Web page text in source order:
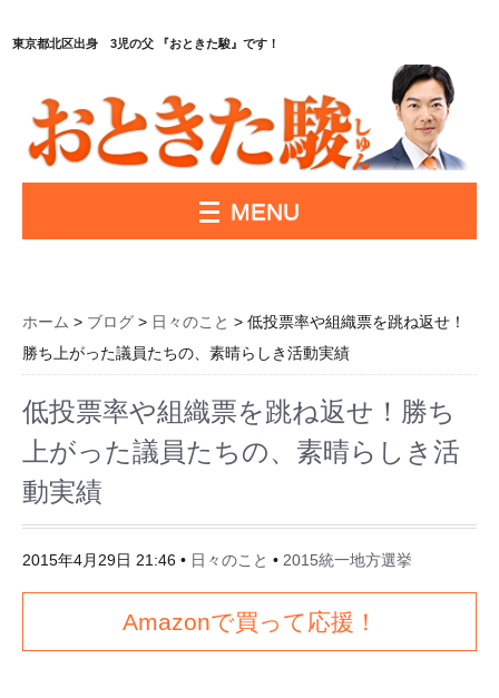
東京都北区出身 3児の父 『おときた駿』です！
MENU
ホーム > ブログ > 日々のこと > 低投票率や組織票を跳ね返せ！
勝ち上がった議員たちの、素晴らしき活動実績
低投票率や組織票を跳ね返せ！勝ち
上がった議員たちの、素晴らしき活
動実績
2015年4月29日 21:46 • 日々のこと • 2015統一地方選挙
Amazonで買って応援！